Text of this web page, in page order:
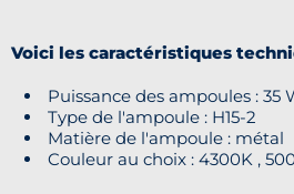
Voici les caractéristiques
Puissance des ampoules : 35
Type de l'ampoule : H15-2
Matière de l'ampoule : métal
Couleur au choix : 4300K ,